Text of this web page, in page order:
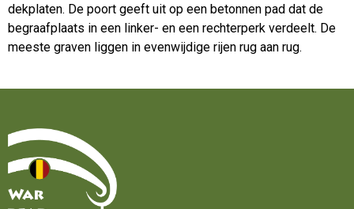
dekplaten. De poort geeft uit op een betonnen pad dat de
begraafplaats in een linker- en een rechterperk verdeelt. De
meeste graven liggen in evenwijdige rijen rug aan rug.